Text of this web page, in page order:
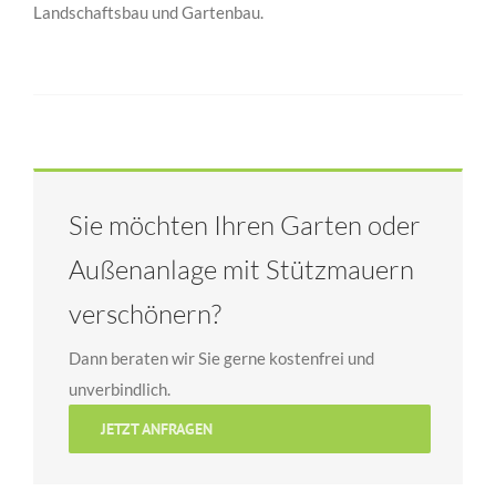
Landschaftsbau und Gartenbau.
Sie möchten Ihren Garten oder
Außenanlage mit Stützmauern
verschönern?
Dann beraten wir Sie gerne kostenfrei und
unverbindlich.
JETZT ANFRAGEN